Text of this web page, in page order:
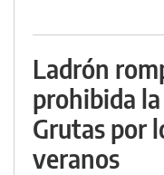
Ladrón
prohibida
Grutas por
veranos